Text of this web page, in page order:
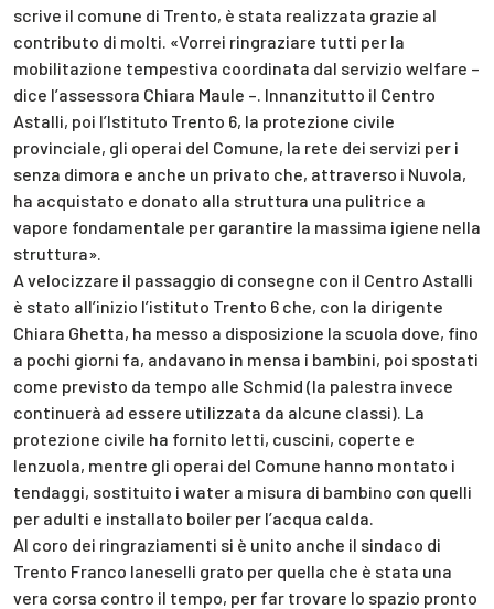
scrive il comune di Trento, è stata realizzata grazie al
contributo di molti. «Vorrei ringraziare tutti per la
mobilitazione tempestiva coordinata dal servizio welfare –
dice l’assessora Chiara Maule –. Innanzitutto il Centro
Astalli, poi l’Istituto Trento 6, la protezione civile
provinciale, gli operai del Comune, la rete dei servizi per i
senza dimora e anche un privato che, attraverso i Nuvola,
ha acquistato e donato alla struttura una pulitrice a
vapore fondamentale per garantire la massima igiene nella
struttura».
A velocizzare il passaggio di consegne con il Centro Astalli
è stato all’inizio l’istituto Trento 6 che, con la dirigente
Chiara Ghetta, ha messo a disposizione la scuola dove, fino
a pochi giorni fa, andavano in mensa i bambini, poi spostati
come previsto da tempo alle Schmid (la palestra invece
continuerà ad essere utilizzata da alcune classi). La
protezione civile ha fornito letti, cuscini, coperte e
lenzuola, mentre gli operai del Comune hanno montato i
tendaggi, sostituito i water a misura di bambino con quelli
per adulti e installato boiler per l’acqua calda.
Al coro dei ringraziamenti si è unito anche il sindaco di
Trento Franco Ianeselli grato per quella che è stata una
vera corsa contro il tempo, per far trovare lo spazio pronto